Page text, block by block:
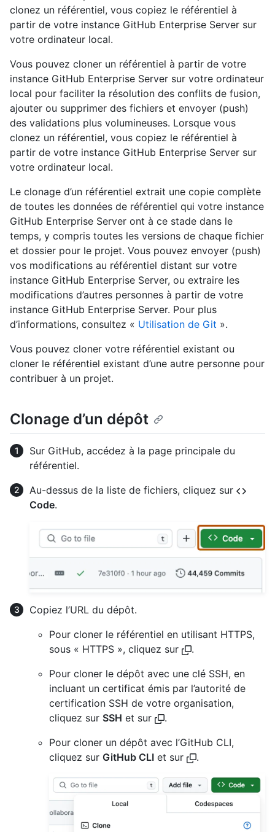
clonez un référentiel, vous copiez le référentiel à
partir de votre instance GitHub Enterprise Server sur
votre ordinateur local.
Vous pouvez cloner un référentiel à partir de votre
instance GitHub Enterprise Server sur votre ordinateur
local pour faciliter la résolution des conflits de fusion,
ajouter ou supprimer des fichiers et envoyer (push)
des validations plus volumineuses. Lorsque vous
clonez un référentiel, vous copiez le référentiel à
partir de votre instance GitHub Enterprise Server sur
votre ordinateur local.
Le clonage d’un référentiel extrait une copie complète
de toutes les données de référentiel qui votre instance
GitHub Enterprise Server ont à ce stade dans le
temps, y compris toutes les versions de chaque fichier
et dossier pour le projet. Vous pouvez envoyer (push)
vos modifications au référentiel distant sur votre
instance GitHub Enterprise Server, ou extraire les
modifications d’autres personnes à partir de votre
instance GitHub Enterprise Server. Pour plus
d’informations, consultez « Utilisation de Git ».
Vous pouvez cloner votre référentiel existant ou
cloner le référentiel existant d’une autre personne pour
contribuer à un projet.
Clonage d’un dépôt
Sur GitHub, accédez à la page principale du
référentiel.
Au-dessus de la liste de fichiers, cliquez sur
Code.
Copiez l’URL du dépôt.
Pour cloner le référentiel en utilisant HTTPS,
sous « HTTPS », cliquez sur
.
Pour cloner le dépôt avec une clé SSH, en
incluant un certificat émis par l’autorité de
certification SSH de votre organisation,
cliquez sur SSH et sur
.
Pour cloner un dépôt avec l’GitHub CLI,
cliquez sur GitHub CLI et sur .